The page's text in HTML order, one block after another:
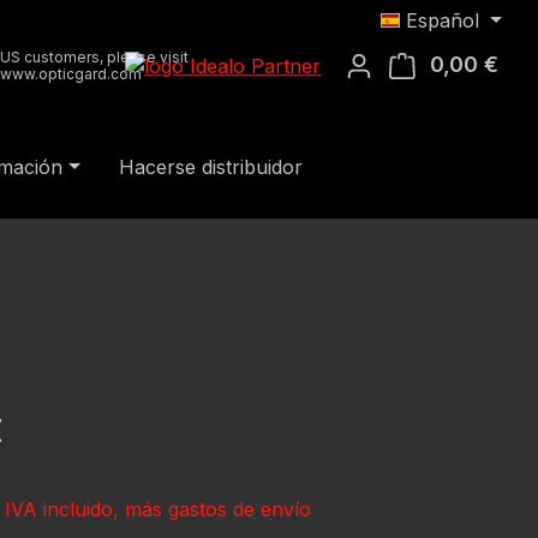
Español
US customers, please visit
www.opticgard.com
0,00 €
Hacerse distribuidor
incluido, más gastos de envío